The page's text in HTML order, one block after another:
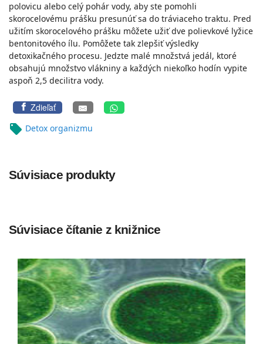
polovicu alebo celý pohár vody, aby ste pomohli
skorocelovému prášku presunúť sa do tráviaceho traktu. Pred
užitím skorocelového prášku môžete užiť dve polievkové lyžice
bentonitového ílu. Pomôžete tak zlepšiť výsledky
detoxikačného procesu. Jedzte malé množstvá jedál, ktoré
obsahujú množstvo vlákniny a každých niekoľko hodín vypite
aspoň 2,5 decilitra vody.
Zdieľať
local_offer Detox organizmu
Súvisiace produkty
Súvisiace čítanie z knižnice